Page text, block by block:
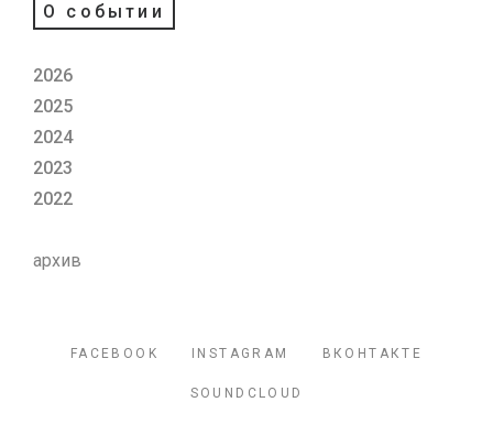
О событии
2026
2025
2024
2023
2022
архив
FACEBOOK INSTAGRAM ВКОНТАКТЕ
SOUNDCLOUD